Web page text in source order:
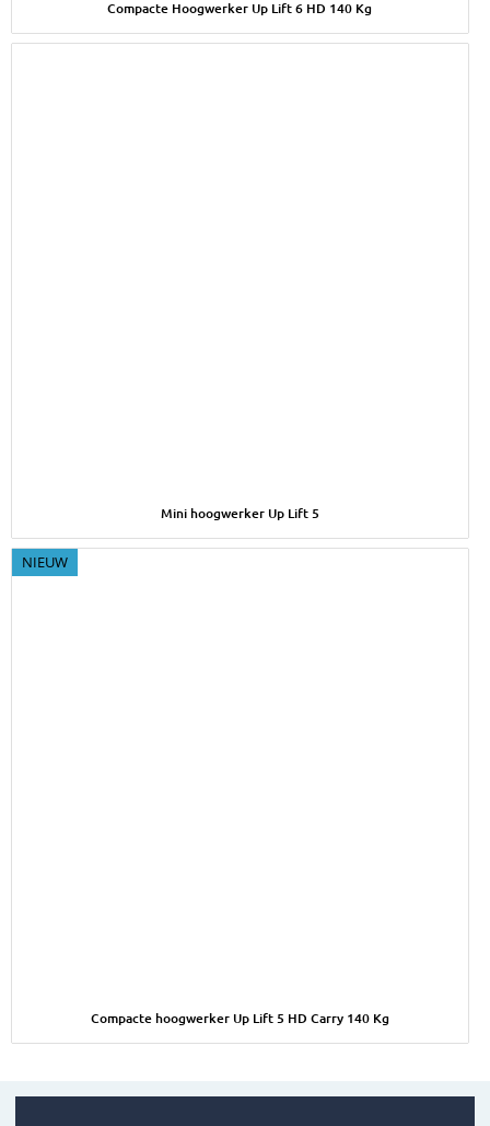
Compacte Hoogwerker Up Lift 6 HD 140 Kg
Mini hoogwerker Up Lift 5
NIEUW
Compacte hoogwerker Up Lift 5 HD Carry 140 Kg